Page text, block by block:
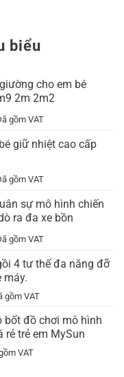
biểu
cho em bé
2m 2m2
₫.
gồm VAT
giữ nhiệt cao cấp
₫.
gồm VAT
sự mô hình chiến
ra đa xe bồn
₫.
gồm VAT
4 tư thế đa năng đỡ
máy.
₫
gồm VAT
bốt đồ chơi mô hình
rẻ trẻ em MySun
VAT